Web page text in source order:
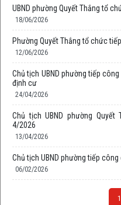
UBND phường Quyết Thắng tổ
18/06/2026
Phường Quyết Thắng tổ chức
12/06/2026
Chủ tịch UBND phường tiếp
định cư
24/04/2026
Chủ tịch UBND phường
4/2026
13/04/2026
Chủ tịch UBND phường tiếp công
06/02/2026
1